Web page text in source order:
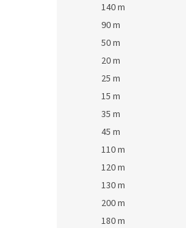
140 m
90 m
50 m
20 m
25 m
15 m
35 m
45 m
110 m
120 m
130 m
200 m
180 m